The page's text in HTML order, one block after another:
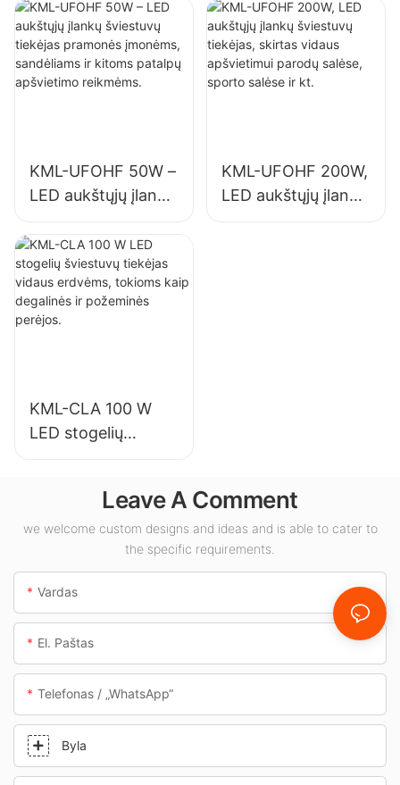
tiekėjas pramonės
įmonėms,
sandėliams ir
kitoms patalpų
skirtas vidaus
apšvietimui
pramonės įmonėse,
sporto salėse ir kt.
KML-UFOHF 50W –
LED aukštųjų įlankų
šviestuvų tiekėjas
pramonės
įmonėms,
sandėliams ir
kitoms patalpų
KML-UFOHF 200W,
LED aukštųjų įlankų
šviestuvų tiekėjas,
KML-CLA 100 W
LED stogelių
šviestuvų tiekėjas
tokioms kaip
degalinės ir
požeminės perėjos.
Leave A Comment
we welcome custom designs and ideas and is able to cater to
the specific requirements.
Vardas
El. Paštas
Telefonas / „WhatsApp“
Byla